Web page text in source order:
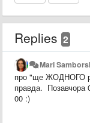
Replies 2
Mari
про "ще ЖОДНОГО
правда. Позавчора
00 :)